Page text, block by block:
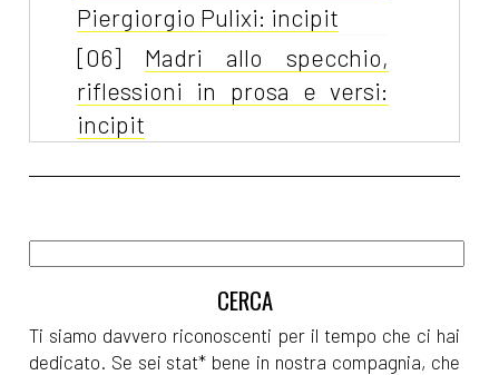
Piergiorgio Pulixi: incipit
[06] Madri allo specchio,
riflessioni in prosa e versi:
incipit
[04]Paulina e l'Acqua della
Vita, di Michaela Šebőková
Vannini: incipit
Ti siamo davvero riconoscenti per il tempo che ci hai
dedicato. Se sei stat* bene in nostra compagnia, che